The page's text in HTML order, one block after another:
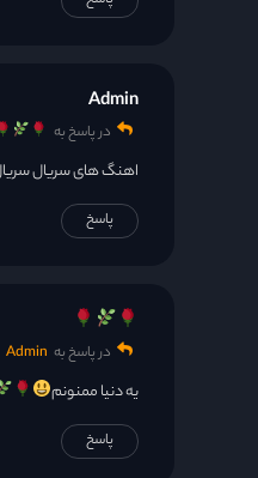
Admin
در پاسخ به
اهنگ های سریال
پاسخ
در پاسخ به Admin
یه دنیا ممنونم
پاسخ